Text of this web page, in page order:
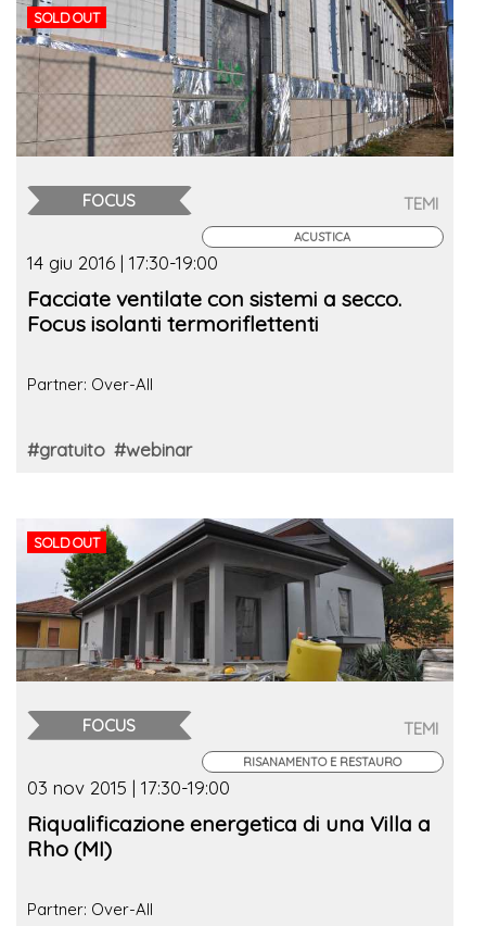
SOLD OUT
FOCUS TEMI
ACUSTICA
14 giu 2016 | 17:30-19:00
Facciate ventilate con sistemi a secco.
Focus isolanti termoriflettenti
Partner: Over-All
#gratuito #webinar
SOLD OUT
FOCUS TEMI
RISANAMENTO E RESTAURO
03 nov 2015 | 17:30-19:00
Riqualificazione energetica di una Villa a
Rho (MI)
Partner: Over-All